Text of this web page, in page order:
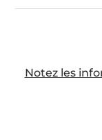
Notez les